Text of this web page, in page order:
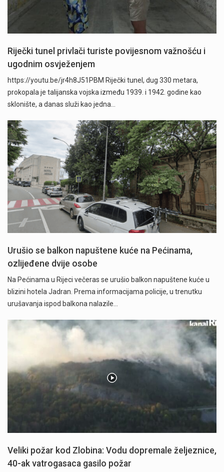
Riječki tunel privlači turiste povijesnom važnošću i
ugodnim osvježenjem
https://youtu.be/jr4h8J51PBM Riječki tunel, dug 330 metara,
prokopala je talijanska vojska između 1939. i 1942. godine kao
sklonište, a danas služi kao jedna…
Urušio se balkon napuštene kuće na Pećinama,
ozlijeđene dvije osobe
Na Pećinama u Rijeci večeras se urušio balkon napuštene kuće u
blizini hotela Jadran. Prema informacijama policije, u trenutku
urušavanja ispod balkona nalazile…
Veliki požar kod Zlobina: Vodu dopremale željeznice,
40-ak vatrogasaca gasilo požar